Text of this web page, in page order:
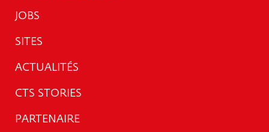
JOBS
SITES
ACTUALITÉS
CTS STORIES
PARTENAIRE